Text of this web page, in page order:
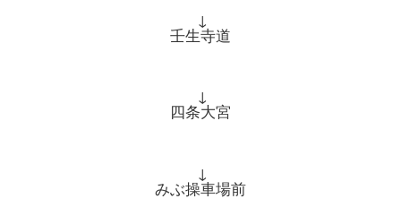
↓
壬生寺道
↓
四条大宮
↓
みぶ操車場前